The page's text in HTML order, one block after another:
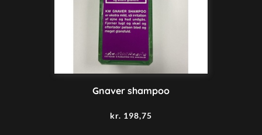
Gnaver shampoo
kr. 198,75